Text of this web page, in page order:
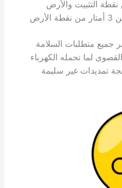
التثبيت والأرض
جميع متطلبات السلامة
لما تحمله الكهرباء
تمديدات غير سليمة